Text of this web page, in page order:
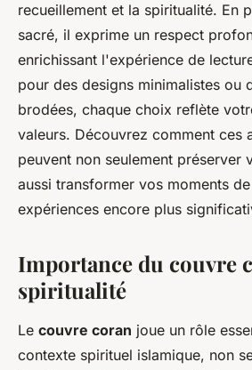
recueillement et la spiritualité. En
sacré, il exprime un respect
enrichissant l'expérience de
pour des designs minimalistes ou
brodées, chaque choix reflète
valeurs. Découvrez comment ces
peuvent non seulement préserver
aussi transformer vos moments
expériences encore plus
Importance du couvre
spiritualité
Le couvre coran joue un rôle
contexte spirituel islamique, non